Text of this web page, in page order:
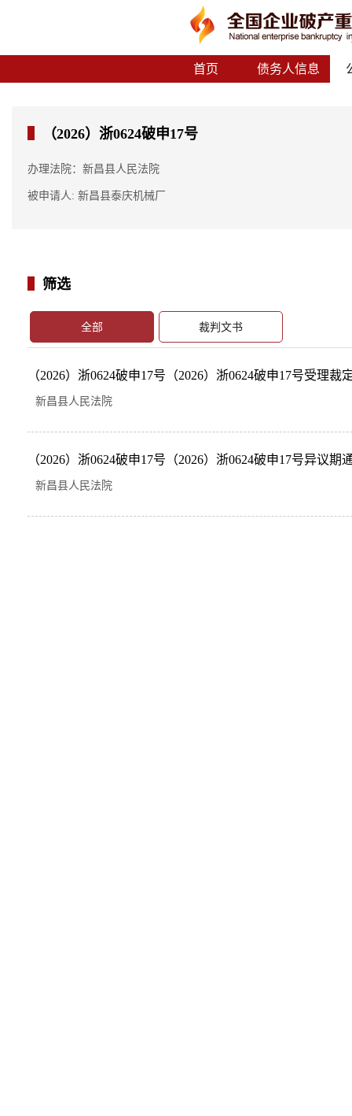
首页 债务人信息
（2026）浙0624破申17号
办理法院：新昌县人民法院
被申请人: 新昌县泰庆机械厂
筛选
全部 裁判文书
（2026）浙0624破申17号（2026）浙0624破申17号受理裁
新昌县人民法院
（2026）浙0624破申17号（2026）浙0624破申17号异议期
新昌县人民法院